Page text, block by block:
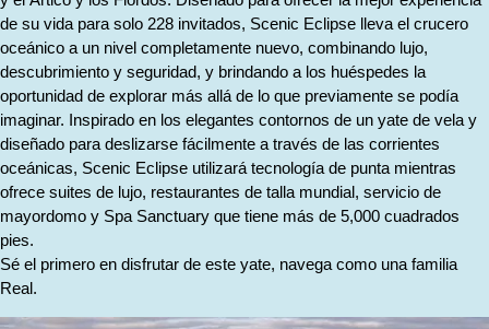
de su vida para solo 228 invitados, Scenic Eclipse lleva el crucero
oceánico a un nivel completamente nuevo, combinando lujo,
descubrimiento y seguridad, y brindando a los huéspedes la
oportunidad de explorar más allá de lo que previamente se podía
imaginar. Inspirado en los elegantes contornos de un yate de vela y
diseñado para deslizarse fácilmente a través de las corrientes
oceánicas, Scenic Eclipse utilizará tecnología de punta mientras
ofrece suites de lujo, restaurantes de talla mundial, servicio de
mayordomo y Spa Sanctuary que tiene más de 5,000 cuadrados
pies.
Sé el primero en disfrutar de este yate, navega como una familia
Real.